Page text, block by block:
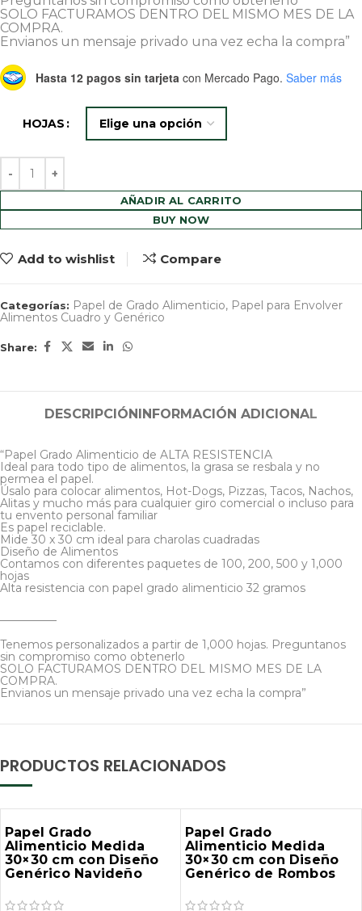
SOLO FACTURAMOS DENTRO DEL MISMO MES DE LA
COMPRA.
Envianos un mensaje privado una vez echa la compra”
Hasta 12 pagos sin tarjeta con Mercado Pago. Saber más
HOJAS
AÑADIR AL CARRITO
BUY NOW
Add to wishlist Compare
Categorías: Papel de Grado Alimenticio, Papel para Envolver
Alimentos Cuadro y Genérico
Share:
DESCRIPCIÓN INFORMACIÓN ADICIONAL
“Papel Grado Alimenticio de ALTA RESISTENCIA
Ideal para todo tipo de alimentos, la grasa se resbala y no
permea el papel.
Úsalo para colocar alimentos, Hot-Dogs, Pizzas, Tacos, Nachos,
Alitas y mucho más para cualquier giro comercial o incluso para
tu envento personal familiar
Es papel reciclable.
Mide 30 x 30 cm ideal para charolas cuadradas
Diseño de Alimentos
Contamos con diferentes paquetes de 100, 200, 500 y 1,000
hojas
Alta resistencia con papel grado alimenticio 32 gramos
Tenemos personalizados a partir de 1,000 hojas. Preguntanos
sin compromiso como obtenerlo
SOLO FACTURAMOS DENTRO DEL MISMO MES DE LA
COMPRA.
Envianos un mensaje privado una vez echa la compra”
PRODUCTOS RELACIONADOS
Papel Grado
Alimenticio Medida
30×30 cm con Diseño
Genérico Navideño
Papel Grado
Alimenticio Medida
30×30 cm con Diseño
Genérico de Rombos